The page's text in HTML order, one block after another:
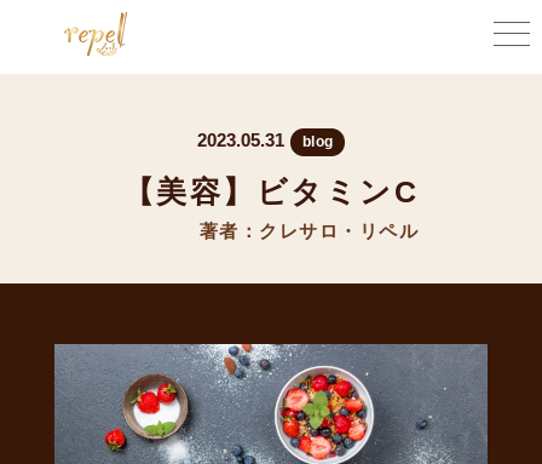
2023.05.31 blog
【美容】ビタミンC
著者：クレサロ・リペル